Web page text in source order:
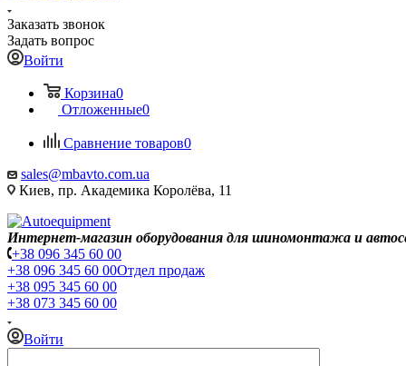
Заказать звонок
Задать вопрос
Войти
Корзина0
Отложенные0
Сравнение товаров0
sales@mbavto.com.ua
Киев, пр. Академика Королёва, 11
Интернет-магазин оборудования для шиномонтажа и
+38 096 345 60 00
+38 096 345 60 00Отдел продаж
+38 095 345 60 00
+38 073 345 60 00
Войти